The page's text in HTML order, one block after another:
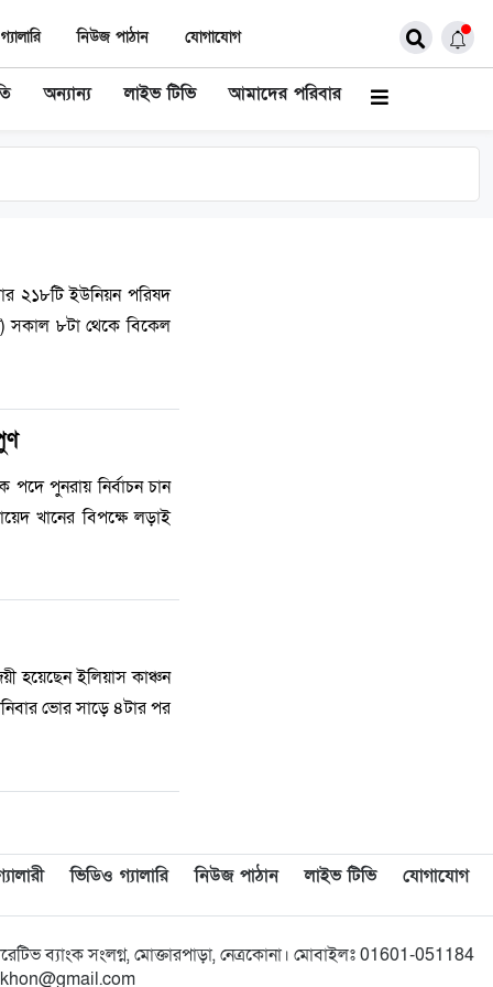
নিউজ পাঠান যোগাযোগ
অন্যান্য লাইভ টিভি আমাদের পরিবার
২১৮টি ইউনিয়ন পরিষদ
সকাল ৮টা থেকে বিকেল
পদে পুনরায় নির্বাচন চান
খানের বিপক্ষে লড়াই
হয়েছেন ইলিয়াস কাঞ্চন
ভোর সাড়ে ৪টার পর
ভিডিও গ্যালারি নিউজ পাঠান লাইভ টিভি যোগাযোগ
ব্যাংক সংলগ্ন, মোক্তারপাড়া, নেত্রকোনা। মোবাইলঃ 01601-051184